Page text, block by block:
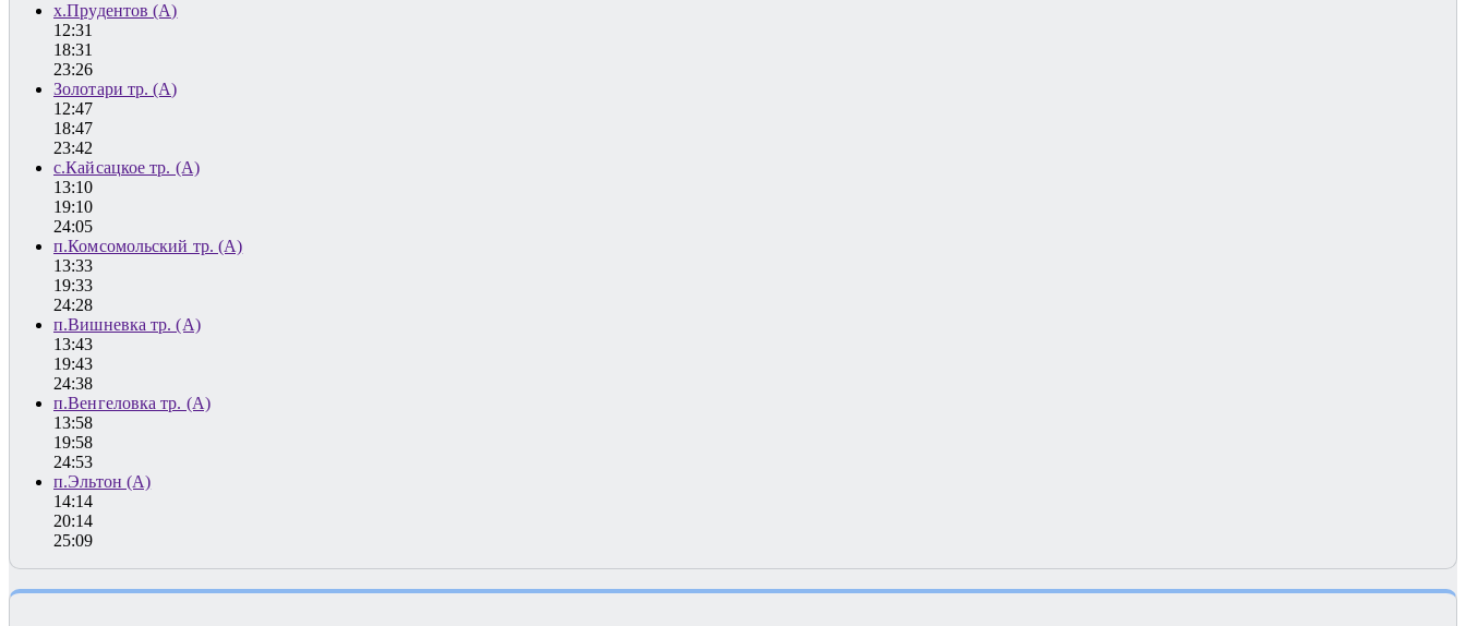
х.Прудентов (А)
12:31
18:31
23:26
Золотари тр. (А)
12:47
18:47
23:42
с.Кайсацкое тр. (А)
13:10
19:10
24:05
п.Комсомольский тр. (А)
13:33
19:33
24:28
п.Вишневка тр. (А)
13:43
19:43
24:38
п.Венгеловка тр. (А)
13:58
19:58
24:53
п.Эльтон (А)
14:14
20:14
25:09